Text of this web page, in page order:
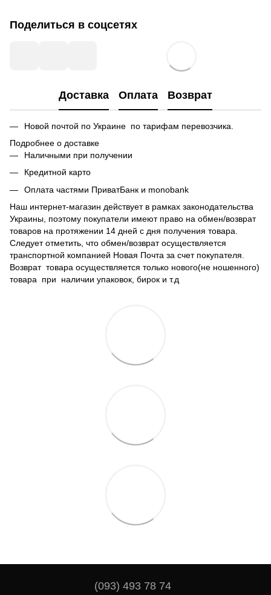
Поделиться в соцсетях
Доставка Оплата Возврат
Новой почтой по Украине по тарифам перевозчика.
Подробнее о доставке
Наличными при получении
Кредитной карто
Оплата частями ПриватБанк и monobank
Наш интернет-магазин действует в рамках законодательства
Украины, поэтому покупатели имеют право на обмен/возврат
товаров на протяжении 14 дней с дня получения товара.
Следует отметить, что обмен/возврат осуществляется
транспортной компанией Новая Почта за счет покупателя.
Возврат товара осуществляется только нового(не ношенного)
товара при наличии упаковок, бирок и т.д
(093) 493 78 74